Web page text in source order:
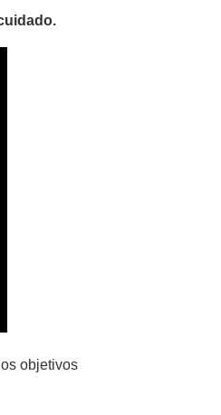
objetivos